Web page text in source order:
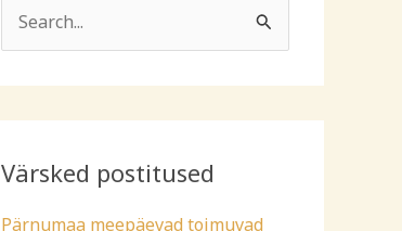
cVärsked postitused
Pärnumaa meepäevad toimuvad